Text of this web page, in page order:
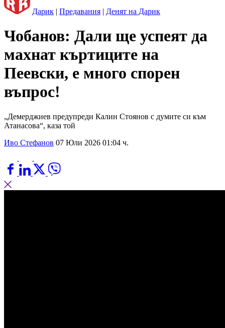
Дарик | Предавания | Денят на Дарик
Чобанов: Дали ще успеят да
махнат къртиците на
Пеевски, е много спорен
въпрос!
„Демерджиев предупреди Калин Стоянов с думите си към
Атанасова“, каза той
Иво Стефанов 07 Юли 2026 01:04 ч.